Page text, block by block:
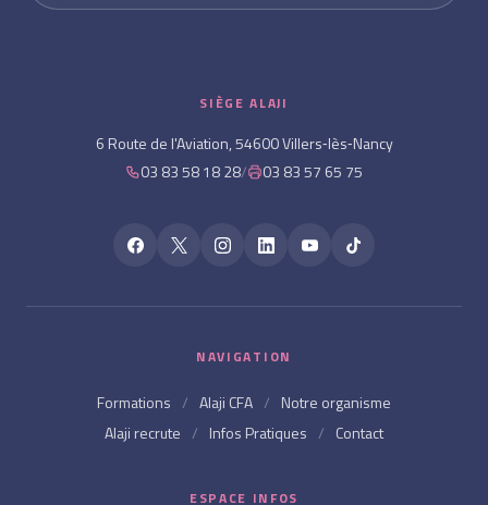
SIÈGE ALAJI
6 Route de l'Aviation, 54600 Villers‑lès‑Nancy
03 83 58 18 28/ 03 83 57 65 75
NAVIGATION
Formations / Alaji CFA / Notre organisme
Alaji recrute / Infos Pratiques / Contact
ESPACE INFOS